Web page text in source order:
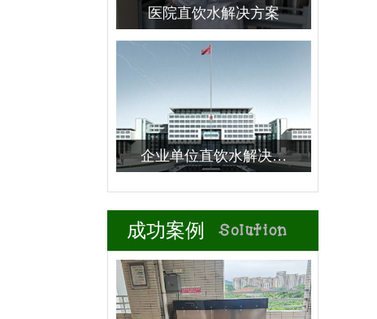
医院直饮水解决方案
企业单位直饮水解决…
成功案例